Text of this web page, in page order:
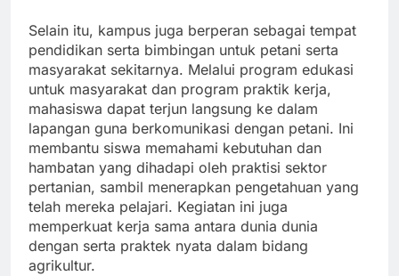
Selain itu, kampus juga berperan sebagai tempat
pendidikan serta bimbingan untuk petani serta
masyarakat sekitarnya. Melalui program edukasi
untuk masyarakat dan program praktik kerja,
mahasiswa dapat terjun langsung ke dalam
lapangan guna berkomunikasi dengan petani. Ini
membantu siswa memahami kebutuhan dan
hambatan yang dihadapi oleh praktisi sektor
pertanian, sambil menerapkan pengetahuan yang
telah mereka pelajari. Kegiatan ini juga
memperkuat kerja sama antara dunia dunia
dengan serta praktek nyata dalam bidang
agrikultur.